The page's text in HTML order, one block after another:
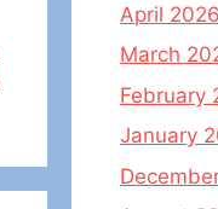
April 2026
March
February
January